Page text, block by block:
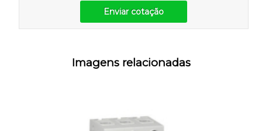
Enviar cotação
Imagens relacionadas